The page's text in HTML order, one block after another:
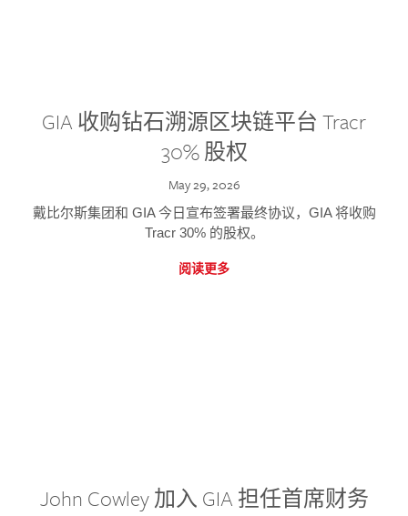
GIA 收购钻石溯源区块链平台 Tracr
30% 股权
May 29, 2026
戴比尔斯集团和 GIA 今日宣布签署最终协议，GIA 将收购
Tracr 30% 的股权。
阅读更多
John Cowley 加入 GIA 担任首席财务